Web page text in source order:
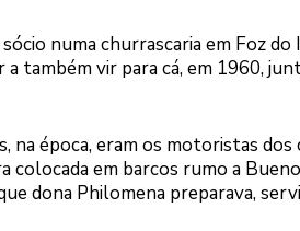
numa churrascaria em Foz do
a também vir para cá, em 1960,
na época, eram os motoristas
colocada em barcos rumo a
dona Philomena preparava,